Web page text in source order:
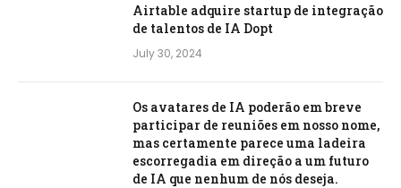
Airtable adquire startup de integração
de talentos de IA Dopt
July 30, 2024
Os avatares de IA poderão em breve
participar de reuniões em nosso nome,
mas certamente parece uma ladeira
escorregadia em direção a um futuro
de IA que nenhum de nós deseja.